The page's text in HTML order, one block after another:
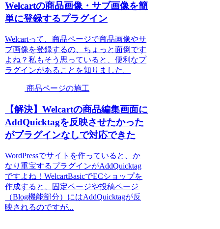
Welcartの商品画像・サブ画像を簡
単に登録するプラグイン
Welcartって、商品ページで商品画像やサ
ブ画像を登録するの、ちょっと面倒です
よね？私もそう思っていると、便利なプ
ラグインがあることを知りました。
商品ページの施工
【解決】Welcartの商品編集画面に
AddQuicktagを反映させたかった
がプラグインなしで対応できた
WordPressでサイトを作っていると、か
なり重宝するプラグインがAddQuicktag
ですよね！WelcartBasicでECショップを
作成すると、固定ページや投稿ページ
（Blog機能部分）にはAddQuicktagが反
映されるのですが...